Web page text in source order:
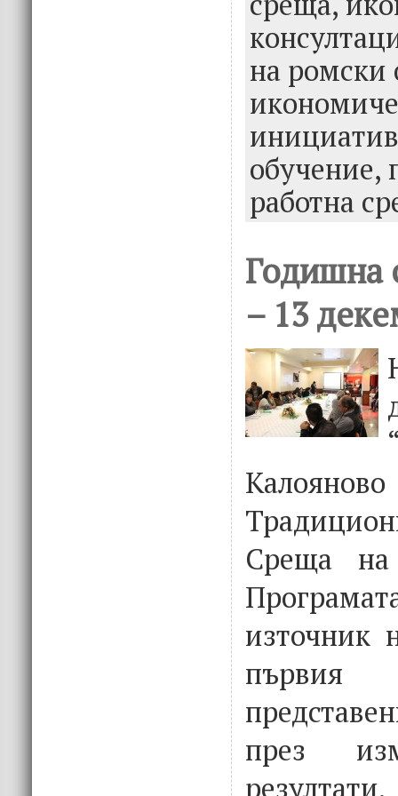
k
на ромски
обучение,
работна
Годишна
– 13
Среща на
източник
през